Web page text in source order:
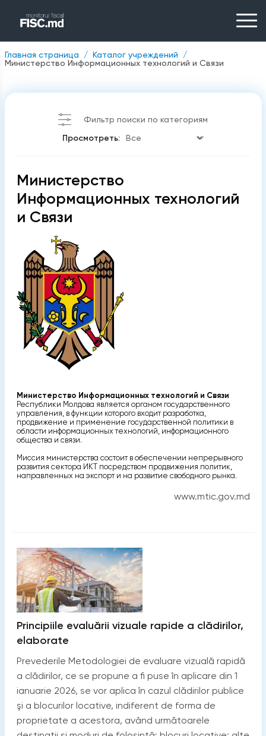
Главная страница
Каталог учреждений
Министерство Информационных технологий и Связи
Фильтр поиски по категориям
Просмотреть:
Министерство
Информационных технологий
и Связи
Министерство Информационных технологий и Связи
Республики Молдова является органом государственного
управления, в функции которого входит разработка,
продвижение и применение государственной политики в
области информационных технологий, информационного
общества и связи.
Миссия министерства состоит в обеспечении непрерывного
развития сектора ИКТ посредством продвижения политик,
направленных на экспорт и на развитие свободного рынка.
www.mtic.gov.md
Principiile evaluării vizuale rapide a clădirilor,
elaborate
Prevederile Metodologiei de evaluare vizuală rapidă
a clădirilor, ce se propune a fi puse în aplicare din 1
ianuarie 2026, se vor aplica în cazul clădirilor publice
şi a blocurilor locative, indiferent de forma de
proprietate a acestora, având următoarele